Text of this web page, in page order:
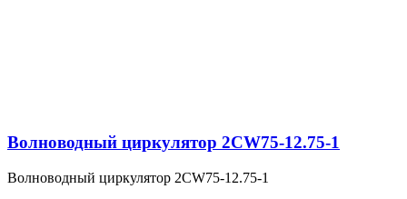
Волноводный циркулятор 2CW75-12.75-1
Волноводный циркулятор 2CW75-12.75-1